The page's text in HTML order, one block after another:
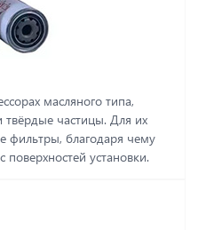
масляного типа,
частицы. Для их
фильтры, благодаря чему
установки.